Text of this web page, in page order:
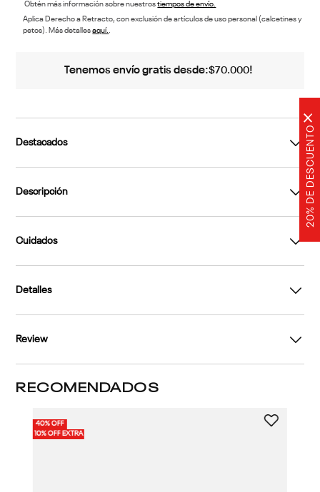
20% DE DESCUENTO
×
Obtén más información sobre nuestrostiempos de envío.
Aplica Derecho a Retracto, con exclusión de artículos de uso personal (calcetines y
petos). Más detallesaquí..
Tenemos envío gratis desde:$70.000!
Destacados
Descripción
Cuidados
Detalles
Review
RECOMENDADOS
40% OFF
10% OFF EXTRA